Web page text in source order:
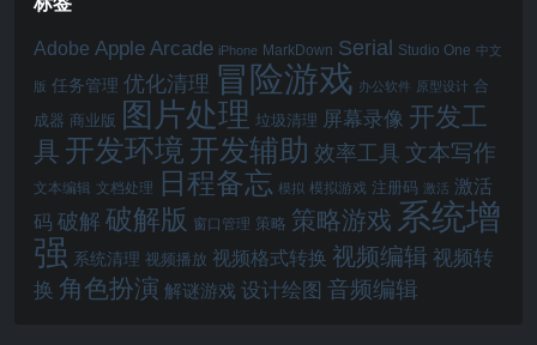
Adobe Apple Arcade iPhone MarkDown Serial Studio One 中文
版 任务管理 优化清理 冒险游戏 办公软件 原型设计 合
成器 商业版 图片处理 垃圾清理 屏幕录像 开发工
具 开发环境 开发辅助 效率工具 文本写作
文本编辑 文档处理 日程备忘 模拟 模拟游戏 注册码 激活 激活
码 破解 破解版 窗口管理 策略 策略游戏 系统增
强 系统清理 视频播放 视频格式转换 视频编辑 视频转
换 角色扮演 解谜游戏 设计绘图 音频编辑